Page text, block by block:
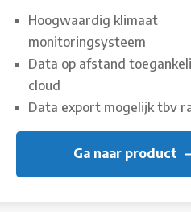
Hoogwaardig klimaat
monitoringsysteem
Data op afstand
cloud
Data export mogelijk tbv
Ga naar product